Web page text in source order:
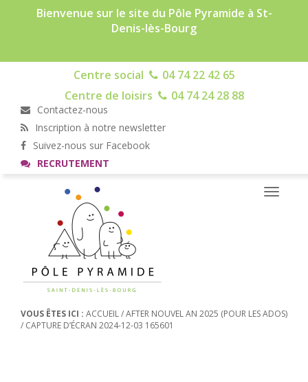
Bienvenue sur le site du Pôle Pyramide à St-
Denis-lès-Bourg
Centre social
04 74 22 42 65
Centre de loisirs
04 74 24 28 88
Contactez-nous
Inscription à notre newsletter
Suivez-nous sur Facebook
RECRUTEMENT
Toggle
VOUS ÊTES ICI : ACCUEIL/AFTER NOUVEL AN 2025 (POUR LES ADOS)
/ CAPTURE D’ÉCRAN 2024-12-03 165601